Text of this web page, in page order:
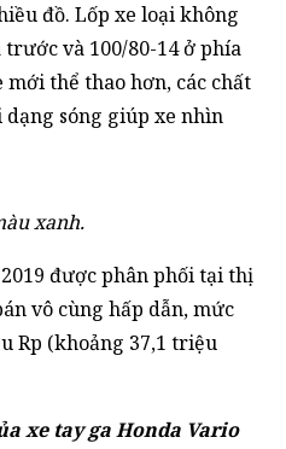
đồ. Lốp xe loại không
và 100/80-14 ở phía
mới thể thao hơn, các chất
dạng sóng giúp xe nhìn
xanh.
được phân phối tại thị
vô cùng hấp dẫn, mức
Rp (khoảng 37,1 triệu
xe tay ga Honda Vario